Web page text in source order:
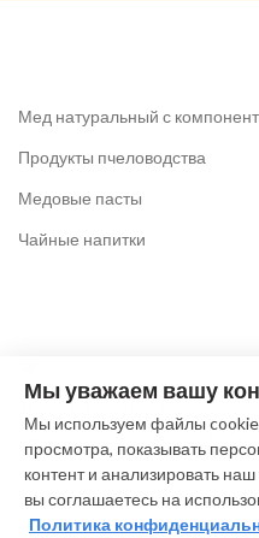
Мед натуральный с
Продукты пчеловодства
Медовые пасты
Чайные напитки
Тел: +7 (916) 612-64-63
(без выходных c 9.00 до 19.00)
E-mail: pchela@meda-
Мы уважаем вашу
Мы используем файлы
просмотра, показывать
контент и анализировать
вы соглашаетесь на
Политика